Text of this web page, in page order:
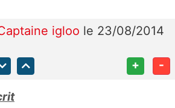
igloo le 23/08/2014
+ -